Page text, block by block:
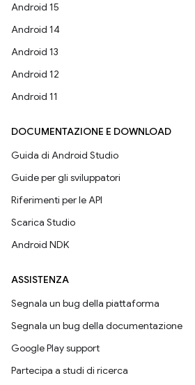
Android 15
Android 14
Android 13
Android 12
Android 11
DOCUMENTAZIONE E DOWNLOAD
Guida di Android Studio
Guide per gli sviluppatori
Riferimenti per le API
Scarica Studio
Android NDK
ASSISTENZA
Segnala un bug della piattaforma
Segnala un bug della documentazione
Google Play support
Partecipa a studi di ricerca